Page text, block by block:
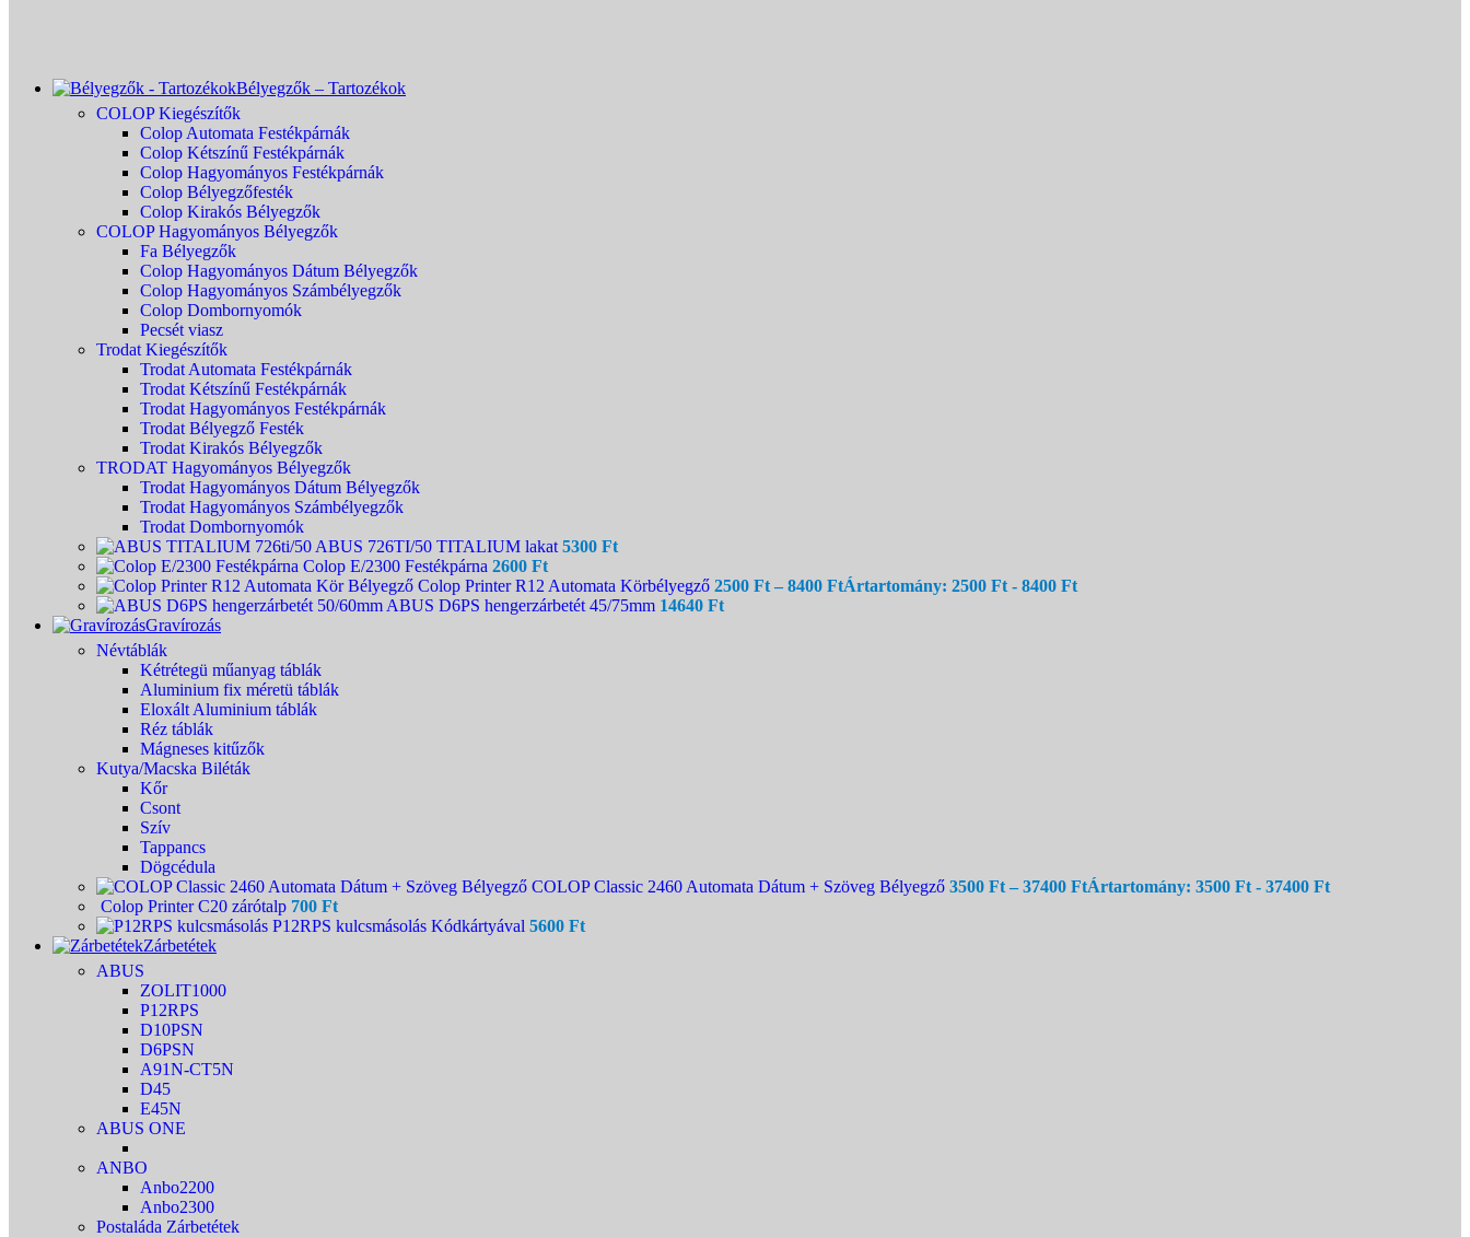
Bélyegzők – Tartozékok
COLOP Kiegészítők
Colop Automata Festékpárnák
Colop Kétszínű Festékpárnák
Colop Hagyományos Festékpárnák
Colop Bélyegzőfesték
Colop Kirakós Bélyegzők
COLOP Hagyományos Bélyegzők
Fa Bélyegzők
Colop Hagyományos Dátum Bélyegzők
Colop Hagyományos Számbélyegzők
Colop Dombornyomók
Pecsét viasz
Trodat Kiegészítők
Trodat Automata Festékpárnák
Trodat Kétszínű Festékpárnák
Trodat Hagyományos Festékpárnák
Trodat Bélyegző Festék
Trodat Kirakós Bélyegzők
TRODAT Hagyományos Bélyegzők
Trodat Hagyományos Dátum Bélyegzők
Trodat Hagyományos Számbélyegzők
Trodat Dombornyomók
ABUS 726TI/50 TITALIUM lakat 5300 Ft
Colop E/2300 Festékpárna 2600 Ft
Colop Printer R12 Automata Körbélyegző 2500 Ft – 8400 FtÁrtartomány: 2500 Ft - 8400 Ft
ABUS D6PS hengerzárbetét 45/75mm 14640 Ft
Gravírozás
Névtáblák
Kétrétegü műanyag táblák
Aluminium fix méretü táblák
Eloxált Aluminium táblák
Réz táblák
Mágneses kitűzők
Kutya/Macska Biléták
Kőr
Csont
Szív
Tappancs
Dögcédula
COLOP Classic 2460 Automata Dátum + Szöveg Bélyegző 3500 Ft – 37400 FtÁrtartomány: 3500 Ft - 37400 Ft
Colop Printer C20 zárótalp 700 Ft
P12RPS kulcsmásolás Kódkártyával 5600 Ft
Zárbetétek
ABUS
ZOLIT1000
P12RPS
D10PSN
D6PSN
A91N-CT5N
D45
E45N
ABUS ONE
ANBO
Anbo2200
Anbo2300
Postaláda Zárbetétek